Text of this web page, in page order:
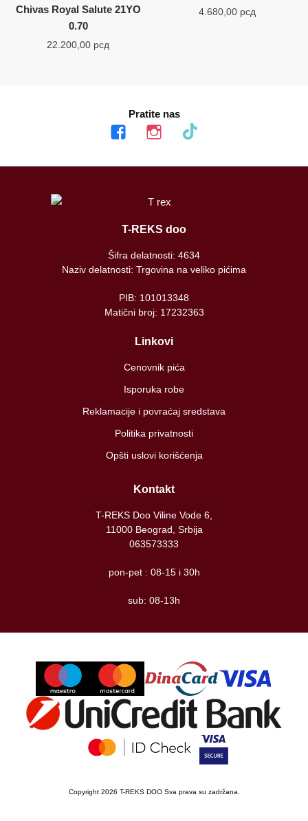
Chivas Royal Salute 21YO
0.70
22.200,00 рсд
4.680,00 рсд
Pratite nas
facebook instagram tiktok
T-REKS doo
Šifra delatnosti: 4634
Naziv delatnosti: Trgovina na veliko pićima
PIB: 101013348
Matični broj: 17232363
Linkovi
Cenovnik pića
Isporuka robe
Reklamacije i povraćaj sredstava
Politika privatnosti
Opšti uslovi korišćenja
Kontakt
T-REKS Doo Viline Vode 6,
11000 Beograd, Srbija
063573333
pon-pet : 08-15 i 30h
sub: 08-13h
Copyright 2026 T-REKS DOO Sva prava su zadržana.